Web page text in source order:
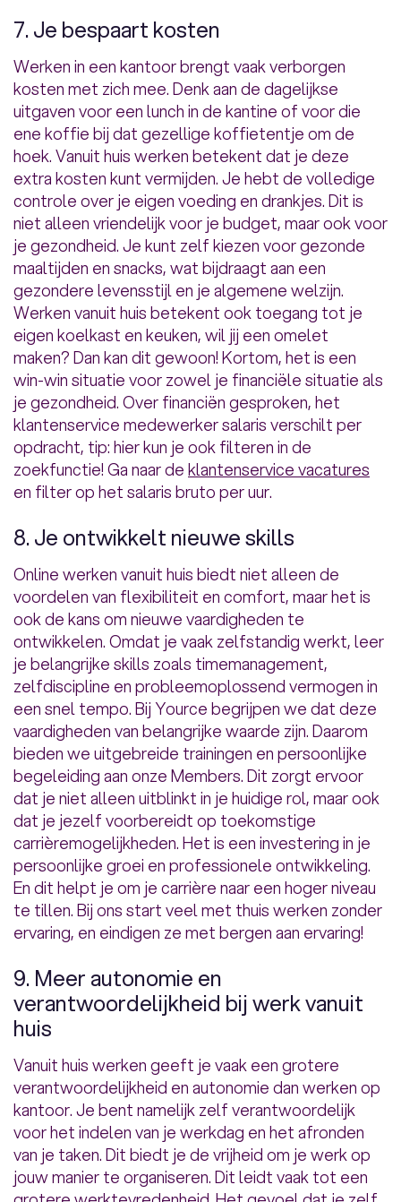
7. Je bespaart kosten
Werken in een kantoor brengt vaak verborgen
kosten met zich mee. Denk aan de dagelijkse
uitgaven voor een lunch in de kantine of voor die
ene koffie bij dat gezellige koffietentje om de
hoek. Vanuit huis werken betekent dat je deze
extra kosten kunt vermijden. Je hebt de volledige
controle over je eigen voeding en drankjes. Dit is
niet alleen vriendelijk voor je budget, maar ook voor
je gezondheid. Je kunt zelf kiezen voor gezonde
maaltijden en snacks, wat bijdraagt aan een
gezondere levensstijl en je algemene welzijn.
Werken vanuit huis betekent ook toegang tot je
eigen koelkast en keuken, wil jij een omelet
maken? Dan kan dit gewoon! Kortom, het is een
win-win situatie voor zowel je financiële situatie als
je gezondheid. Over financiën gesproken, het
klantenservice medewerker salaris verschilt per
opdracht, tip: hier kun je ook filteren in de
zoekfunctie! Ga naar deklantenservice vacatures
en filter op het salaris bruto per uur.
8. Je ontwikkelt nieuwe skills
Online werken vanuit huis biedt niet alleen de
voordelen van flexibiliteit en comfort, maar het is
ook de kans om nieuwe vaardigheden te
ontwikkelen. Omdat je vaak zelfstandig werkt, leer
je belangrijke skills zoals timemanagement,
zelfdiscipline en probleemoplossend vermogen in
een snel tempo. Bij Yource begrijpen we dat deze
vaardigheden van belangrijke waarde zijn. Daarom
bieden we uitgebreide trainingen en persoonlijke
begeleiding aan onze Members. Dit zorgt ervoor
dat je niet alleen uitblinkt in je huidige rol, maar ook
dat je jezelf voorbereidt op toekomstige
carrièremogelijkheden. Het is een investering in je
persoonlijke groei en professionele ontwikkeling.
En dit helpt je om je carrière naar een hoger niveau
te tillen. Bij ons start veel met thuis werken zonder
ervaring, en eindigen ze met bergen aan ervaring!
9. Meer autonomie en
verantwoordelijkheid bij werk vanuit
huis
Vanuit huis werken geeft je vaak een grotere
verantwoordelijkheid en autonomie dan werken op
kantoor. Je bent namelijk zelf verantwoordelijk
voor het indelen van je werkdag en het afronden
van je taken. Dit biedt je de vrijheid om je werk op
jouw manier te organiseren. Dit leidt vaak tot een